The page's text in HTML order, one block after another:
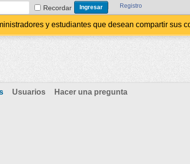
Recordar Registro
y estudiantes que desean compartir sus
Usuarios Hacer una pregunta